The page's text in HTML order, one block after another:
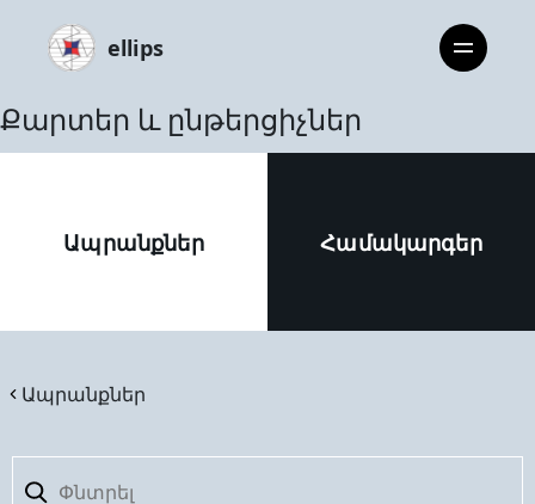
ellips
Քարտեր և ընթերցիչներ
Ապրանքներ Համակարգեր
Ապրանքներ